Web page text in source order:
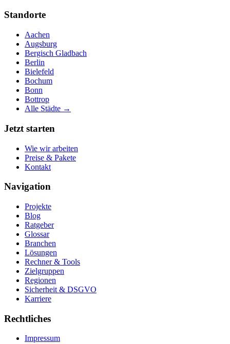
Standorte
Aachen
Augsburg
Bergisch Gladbach
Berlin
Bielefeld
Bochum
Bonn
Bottrop
Alle Städte →
Jetzt starten
Wie wir arbeiten
Preise & Pakete
Kontakt
Navigation
Projekte
Blog
Ratgeber
Glossar
Branchen
Lösungen
Rechner & Tools
Zielgruppen
Regionen
Sicherheit & DSGVO
Karriere
Rechtliches
Impressum